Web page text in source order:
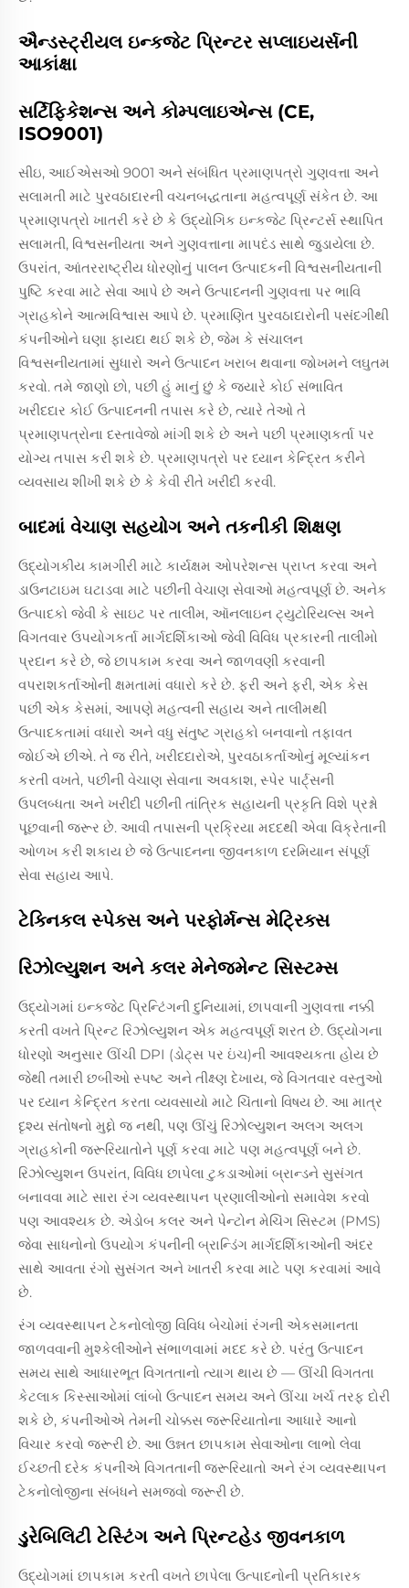
ઐન્ડસ્ટ્રીયલ ઇન્કજેટ પ્રિન્ટર સપ્લાઇયર્સની
આકાંક્ષા
સર્ટિફિકેશન્સ અને કોમ્પલાઇએન્સ (CE,
ISO9001)
સીઇ, આઈએસઓ 9001 અને સંબંધિત પ્રમાણપત્રો ગુણવત્તા અને
સલામતી માટે પુરવઠાદારની વચનબદ્ધતાના મહત્વપૂર્ણ સંકેત છે. આ
પ્રમાણપત્રો ખાતરી કરે છે કે ઉદ્યોગિક ઇન્કજેટ પ્રિન્ટર્સ સ્થાપિત
સલામતી, વિશ્વસનીયતા અને ગુણવત્તાના માપદંડ સાથે જુડાયેલા છે.
ઉપરાંત, આંતરરાષ્ટ્રીય ધોરણોનું પાલન ઉત્પાદકની વિશ્વસનીયતાની
પુષ્ટિ કરવા માટે સેવા આપે છે અને ઉત્પાદનની ગુણવત્તા પર ભાવિ
ગ્રાહકોને આત્મવિશ્વાસ આપે છે. પ્રમાણિત પુરવઠાદારોની પસંદગીથી
કંપનીઓને ઘણા ફાયદા થઈ શકે છે, જેમ કે સંચાલન
વિશ્વસનીયતામાં સુધારો અને ઉત્પાદન ખરાબ થવાના જોખમને લઘુતમ
કરવો. તમે જાણો છો, પછી હું માનું છું કે જ્યારે કોઈ સંભાવિત
ખરીદદાર કોઈ ઉત્પાદનની તપાસ કરે છે, ત્યારે તેઓ તે
પ્રમાણપત્રોના દસ્તાવેજો માંગી શકે છે અને પછી પ્રમાણકર્તા પર
યોગ્ય તપાસ કરી શકે છે. પ્રમાણપત્રો પર ધ્યાન કેન્દ્રિત કરીને
વ્યવસાય શીખી શકે છે કે કેવી રીતે ખરીદી કરવી.
બાદમાં વેચાણ સહયોગ અને તકનીકી શિક્ષણ
ઉદ્યોગકીય કામગીરી માટે કાર્યક્ષમ ઓપરેશન્સ પ્રાપ્ત કરવા અને
ડાઉનટાઇમ ઘટાડવા માટે પછીની વેચાણ સેવાઓ મહત્વપૂર્ણ છે. અનેક
ઉત્પાદકો જેવી કે સાઇટ પર તાલીમ, ઑનલાઇન ટ્યુટોરિયલ્સ અને
વિગતવાર ઉપયોગકર્તા માર્ગદર્શિકાઓ જેવી વિવિધ પ્રકારની તાલીમો
પ્રદાન કરે છે, જે છાપકામ કરવા અને જાળવણી કરવાની
વપરાશકર્તાઓની ક્ષમતામાં વધારો કરે છે. ફરી અને ફરી, એક કેસ
પછી એક કેસમાં, આપણે મહત્વની સહાય અને તાલીમથી
ઉત્પાદકતામાં વધારો અને વધુ સંતુષ્ટ ગ્રાહકો બનવાનો તફાવત
જોઈએ છીએ. તે જ રીતે, ખરીદદારોએ, પુરવઠાકર્તાઓનું મૂલ્યાંકન
કરતી વખતે, પછીની વેચાણ સેવાના અવકાશ, સ્પેર પાર્ટ્સની
ઉપલબ્ધતા અને ખરીદી પછીની તાંત્રિક સહાયની પ્રકૃતિ વિશે પ્રશ્નો
પૂછવાની જરૂર છે. આવી તપાસની પ્રક્રિયા મદદથી એવા વિક્રેતાની
ઓળખ કરી શકાય છે જે ઉત્પાદનના જીવનકાળ દરમિયાન સંપૂર્ણ
સેવા સહાય આપે.
ટેક્નિકલ સ્પેક્સ અને પરફોર્મન્સ મેટ્રિક્સ
રિઝોલ્યુશન અને કલર મેનેજમેન્ટ સિસ્ટમ્સ
ઉદ્યોગમાં ઇન્કજેટ પ્રિન્ટિંગની દુનિયામાં, છાપવાની ગુણવત્તા નક્કી
કરતી વખતે પ્રિન્ટ રિઝોલ્યુશન એક મહત્વપૂર્ણ શરત છે. ઉદ્યોગના
ધોરણો અનુસાર ઊંચી DPI (ડોટ્સ પર ઇંચ)ની આવશ્યકતા હોય છે
જેથી તમારી છબીઓ સ્પષ્ટ અને તીક્ષ્ણ દેખાય, જે વિગતવાર વસ્તુઓ
પર ધ્યાન કેન્દ્રિત કરતા વ્યવસાયો માટે ચિંતાનો વિષય છે. આ માત્ર
દૃશ્ય સંતોષનો મુદ્દો જ નથી, પણ ઊંચું રિઝોલ્યુશન અલગ અલગ
ગ્રાહકોની જરૂરિયાતોને પૂર્ણ કરવા માટે પણ મહત્વપૂર્ણ બને છે.
રિઝોલ્યુશન ઉપરાંત, વિવિધ છાપેલા ટુકડાઓમાં બ્રાન્ડને સુસંગત
બનાવવા માટે સારા રંગ વ્યવસ્થાપન પ્રણાલીઓનો સમાવેશ કરવો
પણ આવશ્યક છે. એડોબ કલર અને પેન્ટોન મેચિંગ સિસ્ટમ (PMS)
જેવા સાધનોનો ઉપયોગ કંપનીની બ્રાન્ડિંગ માર્ગદર્શિકાઓની અંદર
સાથે આવતા રંગો સુસંગત અને ખાતરી કરવા માટે પણ કરવામાં આવે
છે.
રંગ વ્યવસ્થાપન ટેકનોલોજી વિવિધ બેચોમાં રંગની એકસમાનતા
જાળવવાની મુશ્કેલીઓને સંભાળવામાં મદદ કરે છે. પરંતુ ઉત્પાદન
સમય સાથે આધારભૂત વિગતતાનો ત્યાગ થાય છે — ઊંચી વિગતતા
કેટલાક કિસ્સાઓમાં લાંબો ઉત્પાદન સમય અને ઊંચા ખર્ચ તરફ દોરી
શકે છે, કંપનીઓએ તેમની ચોક્કસ જરૂરિયાતોના આધારે આનો
વિચાર કરવો જરૂરી છે. આ ઉન્નત છાપકામ સેવાઓના લાભો લેવા
ઈચ્છતી દરેક કંપનીએ વિગતતાની જરૂરિયાતો અને રંગ વ્યવસ્થાપન
ટેકનોલોજીના સંબંધને સમજવો જરૂરી છે.
ડુરેબિલિટી ટેસ્ટિંગ અને પ્રિન્ટહેડ જીવનકાળ
ઉદ્યોગમાં છાપકામ કરતી વખતે છાપેલા ઉત્પાદનોની પ્રતિકારક